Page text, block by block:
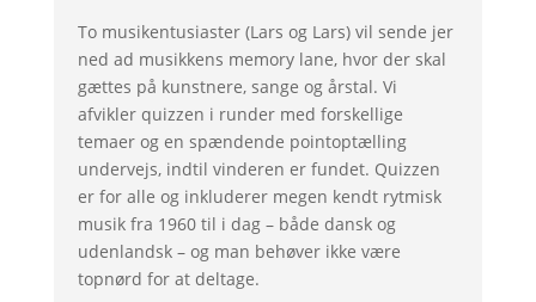
To musikentusiaster (Lars og Lars) vil sende jer
ned ad musikkens memory lane, hvor der skal
gættes på kunstnere, sange og årstal. Vi
afvikler quizzen i runder med forskellige
temaer og en spændende pointoptælling
undervejs, indtil vinderen er fundet. Quizzen
er for alle og inkluderer megen kendt rytmisk
musik fra 1960 til i dag – både dansk og
udenlandsk – og man behøver ikke være
topnørd for at deltage.